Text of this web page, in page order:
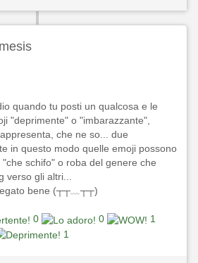
quando tu posti un qualcosa e le
"deprimente" o "imbarazzante",
che ne so... due
in questo modo quelle emoji possono
schifo" o roba del genere che
verso gli altri...
bene (┬┬﹏┬┬)
0 0
1
1